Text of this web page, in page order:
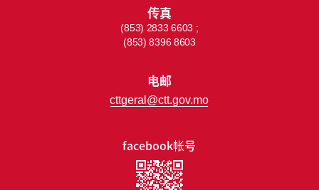
facebook帐号
传真
(853) 2833 6603 ;
(853) 8396 8603
电邮
cttgeral@ctt.gov.mo